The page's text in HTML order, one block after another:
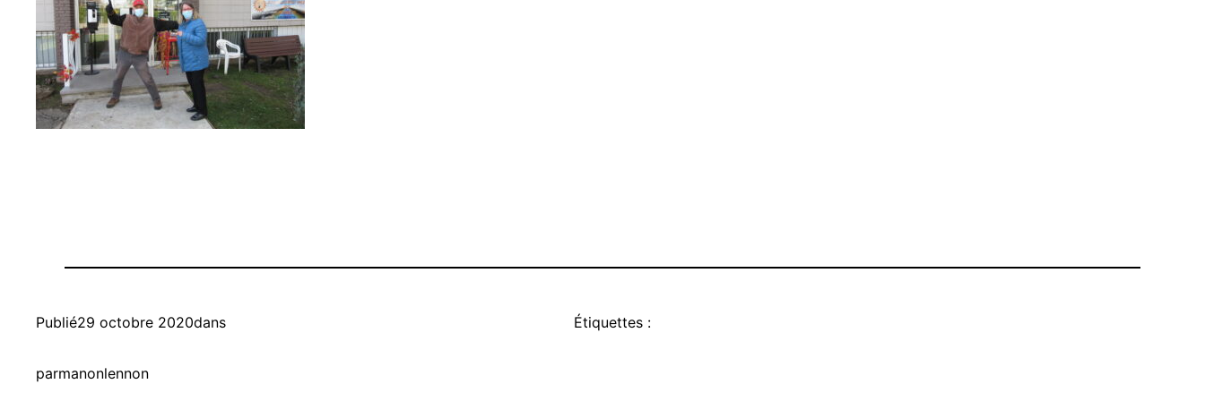
Publié29 octobre 2020dans
parmanonlennon
Étiquettes :